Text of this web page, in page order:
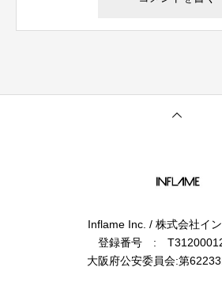
Inflame Inc. / 株式会社イ
登録番号 :
大阪府公安委員会:第